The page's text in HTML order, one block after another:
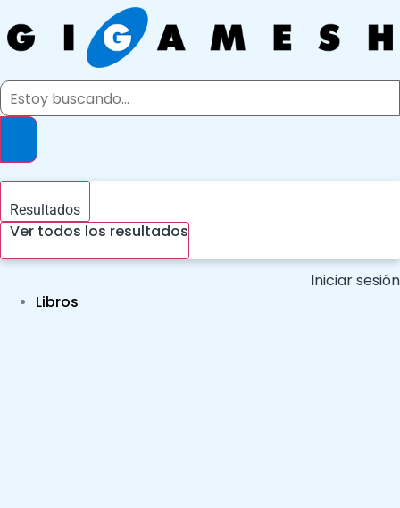
al
contenido
Search
Resultados
Ver todos los resultados
Iniciar sesión
Libros